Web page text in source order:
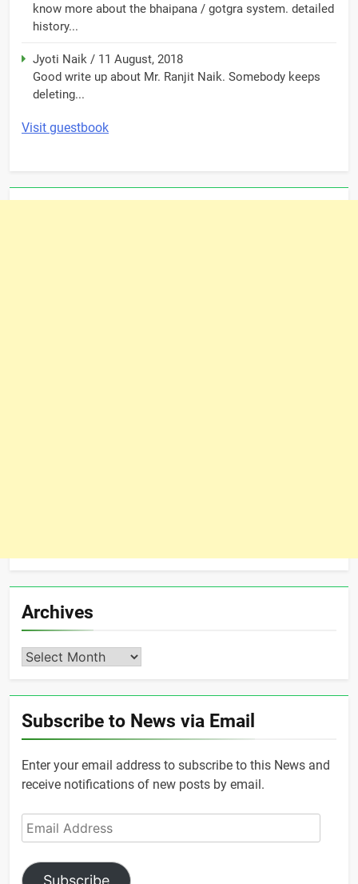
know more about the bhaipana / gotgra system. detailed
history...
Jyoti Naik / 11 August, 2018
Good write up about Mr. Ranjit Naik. Somebody keeps
deleting...
Visit guestbook
Archives
Archives
Subscribe to News via Email
Enter your email address to subscribe to this News and
receive notifications of new posts by email.
Email
Address
Subscribe